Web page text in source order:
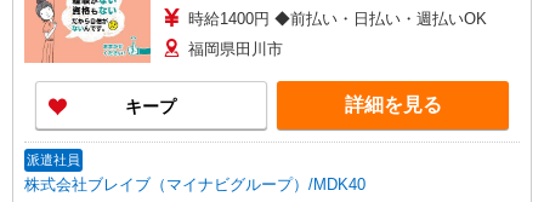
時給1400円 ◆前払い・日払い・週払いOK
福岡県田川市
キープ 詳細を見る
派遣社員
株式会社ブレイブ（マイナビグループ）/MDK40